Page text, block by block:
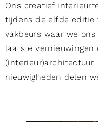
Ons creatief
tijdens de elfde
vakbeurs waar we
laatste vernieuwingen
nieuwigheden delen